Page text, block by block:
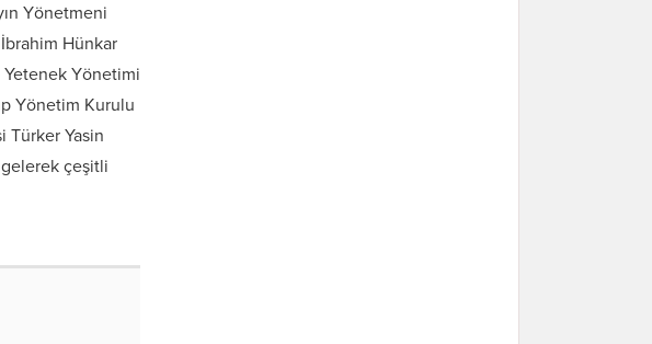
Yönetmeni
Hünkar
Yönetimi
Yönetim Kurulu
Türker Yasin
çeşitli